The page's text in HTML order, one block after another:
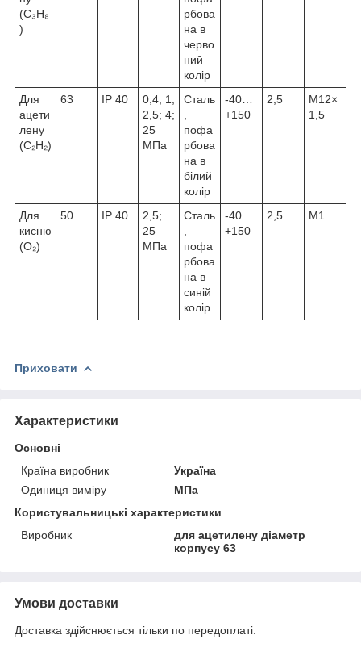
(C₃H₈
)
рбова
на в
черво
ний
колір
Для
ацети
лену
(C₂H₂)
63 IP 40
0,4; 1;
2,5; 4;
25
МПа
Сталь
пофа
рбова
на в
білий
колір
-40…
+150
2,5
М12×
1,5
Для
кисню
(O₂)
50 IP 40
2,5;
25
МПа
Сталь
пофа
рбова
на в
синій
колір
-40…
+150
2,5 М1
Приховати
Характеристики
Основні
Країна виробник
Україна
Одиниця виміру
МПа
Користувальницькі характеристики
Виробник
для ацетилену діаметр
корпусу 63
Умови доставки
Доставка здійснюється тільки по передоплаті.